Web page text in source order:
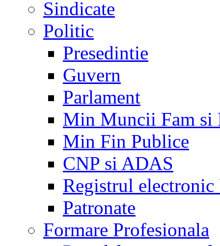
Sindicate
Politic
Presedintie
Guvern
Parlament
Min Muncii Fam si
Min Fin Publice
CNP si ADAS
Registrul electronic
Patronate
Formare Profesionala